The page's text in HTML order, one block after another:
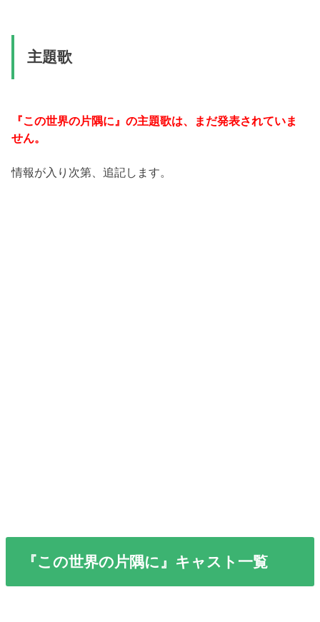
主題歌
『この世界の片隅に』の主題歌は、まだ発表されていま
せん。
情報が入り次第、追記します。
『この世界の片隅に』キャスト一覧